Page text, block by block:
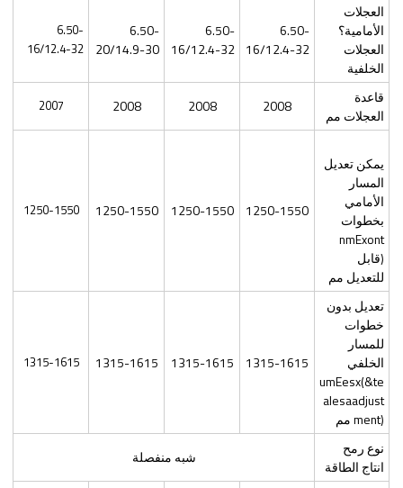
العجلات
الأمامية؟
العجلات
الخلفية
6.50-
16/12.4-32
6.50-
16/12.4-32
6.50-
20/14.9-30
6.50-
16/12.4-32
قاعدة
العجلات مم
2008
2008
2008
2007
يمكن تعديل
المسار
الأمامي
بخطوات
nmExont
(قابل
للتعديل مم
1250-1550
1250-1550
1250-1550
1250-1550
تعديل بدون
خطوات
للمسار
الخلفي
umEesx(&te
alesaadjust
ment) مم
1315-1615
1315-1615
1315-1615
1315-1615
نوع رمح
انتاج الطاقة
شبه منفصلة